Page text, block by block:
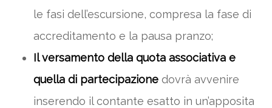
le fasi dell’escursione, compresa la fase di
accreditamento e la pausa pranzo;
Il versamento della quota associativa e
quella di partecipazione dovrà avvenire
inserendo il contante esatto in un’apposita